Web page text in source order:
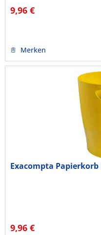
9,96 €
Merken
Exacompta Papierkorb
9,96 €